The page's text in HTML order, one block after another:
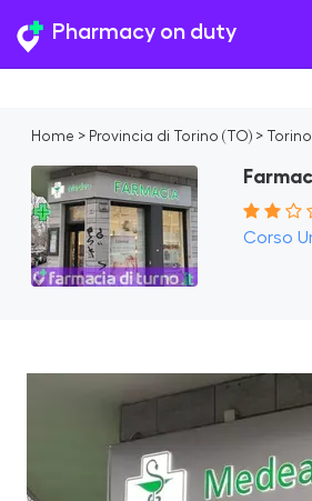
Pharmacy on duty
Home > Provincia di Torino (TO) > Torino
Corso